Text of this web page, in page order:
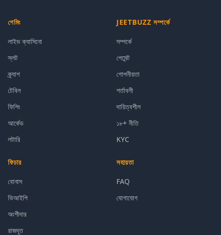
গেমিং
লাইভ ক্যাসিনো
স্লট
ক্র্যাশ
টেবিল
ফিশিং
আর্কেড
লটারি
JEETBUZZ সম্পর্কে
সম্পর্কে
পেমেন্ট
গোপনীয়তা
শর্তাবলী
দায়িত্বশীল
১৮+ নীতি
KYC
ফিচার
বোনাস
ভিআইপি
অংশীদার
রাজদূত
সহায়তা
FAQ
যোগাযোগ